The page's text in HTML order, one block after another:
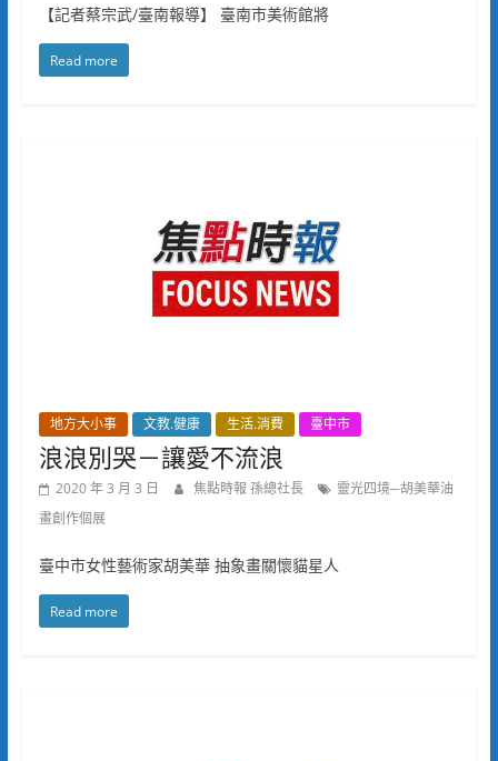
【記者蔡宗武/臺南報導】 臺南市美術館將
Read more
地方大小事 文教.健康 生活.消費 臺中市
浪浪別哭－讓愛不流浪
2020 年 3 月 3 日 焦點時報 孫總社長
靈光四境─胡美華油
畫創作個展
臺中市女性藝術家胡美華 抽象畫關懷貓星人
Read more